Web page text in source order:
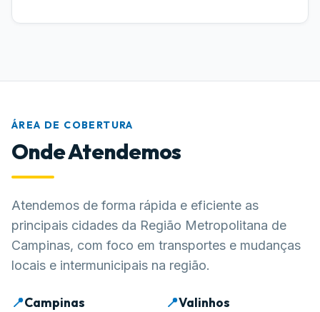
ÁREA DE COBERTURA
Onde Atendemos
Atendemos de forma rápida e eficiente as
principais cidades da Região Metropolitana de
Campinas, com foco em transportes e mudanças
locais e intermunicipais na região.
📍Campinas 📍Valinhos